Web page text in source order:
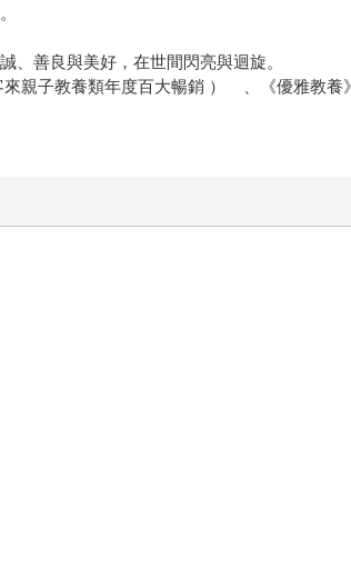
、善良與美好，在世間閃亮與迴旋。
來親子教養類年度百大暢銷 ） 、《優雅教養